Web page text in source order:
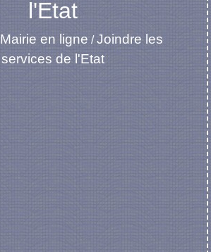
l'Etat
Mairie en ligne /Joindre les
services de l'Etat